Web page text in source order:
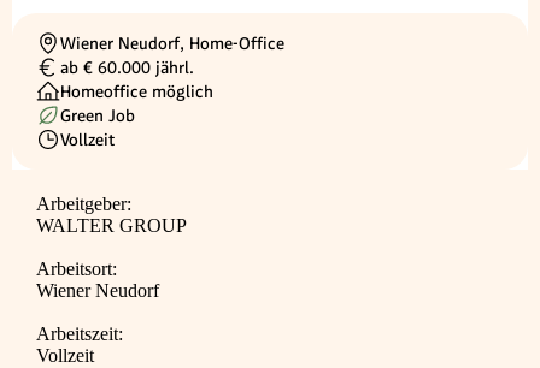
Ortschaft
Wiener Neudorf, Home-Office
Gehalt
ab € 60.000 jährl.
Homeoffice möglich
Green Job
Beschäftigungsart
Vollzeit
Arbeitgeber:
WALTER GROUP
Arbeitsort:
Wiener Neudorf
Arbeitszeit:
Vollzeit